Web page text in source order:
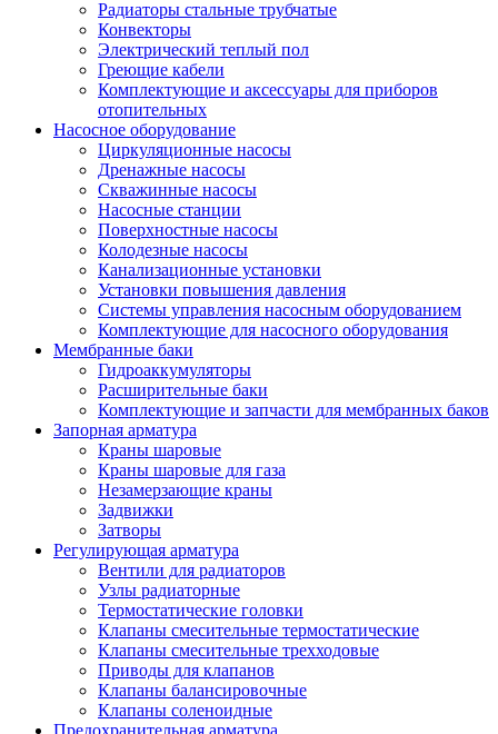
Радиаторы стальные трубчатые
Конвекторы
Электрический теплый пол
Греющие кабели
Комплектующие и аксессуары для приборов
отопительных
Насосное оборудование
Циркуляционные насосы
Дренажные насосы
Скважинные насосы
Насосные станции
Поверхностные насосы
Колодезные насосы
Канализационные установки
Установки повышения давления
Системы управления насосным оборудованием
Комплектующие для насосного оборудования
Мембранные баки
Гидроаккумуляторы
Расширительные баки
Комплектующие и запчасти для мембранных баков
Запорная арматура
Краны шаровые
Краны шаровые для газа
Незамерзающие краны
Задвижки
Затворы
Регулирующая арматура
Вентили для радиаторов
Узлы радиаторные
Термостатические головки
Клапаны смесительные термостатические
Клапаны смесительные трехходовые
Приводы для клапанов
Клапаны балансировочные
Клапаны соленоидные
Предохранительная арматура